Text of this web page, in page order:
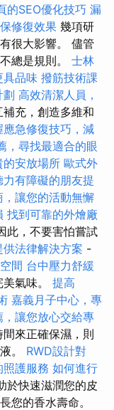
的SEO優化技巧 漏
修復效果 幾項研
很大影響。 儘管
總是規則。 士林
品味 撥筋技術課
劃 高效清潔人員，
充，創造多維和
急修復技巧，減
，尋找最適合的眼
的安放場所 歐式外
有障礙的朋友提
讓您的活動無懈
找到可靠的外燴廠
此，不要害怕嘗試
法律解決方案 -
間 台中壓力舒緩
氣味。 提高
嘉義月子中心，專
讓您放心交給專
來正確保濕，則
。 RWD設計對
護服務 如何進行
於快速滋潤您的皮
您的香水壽命。